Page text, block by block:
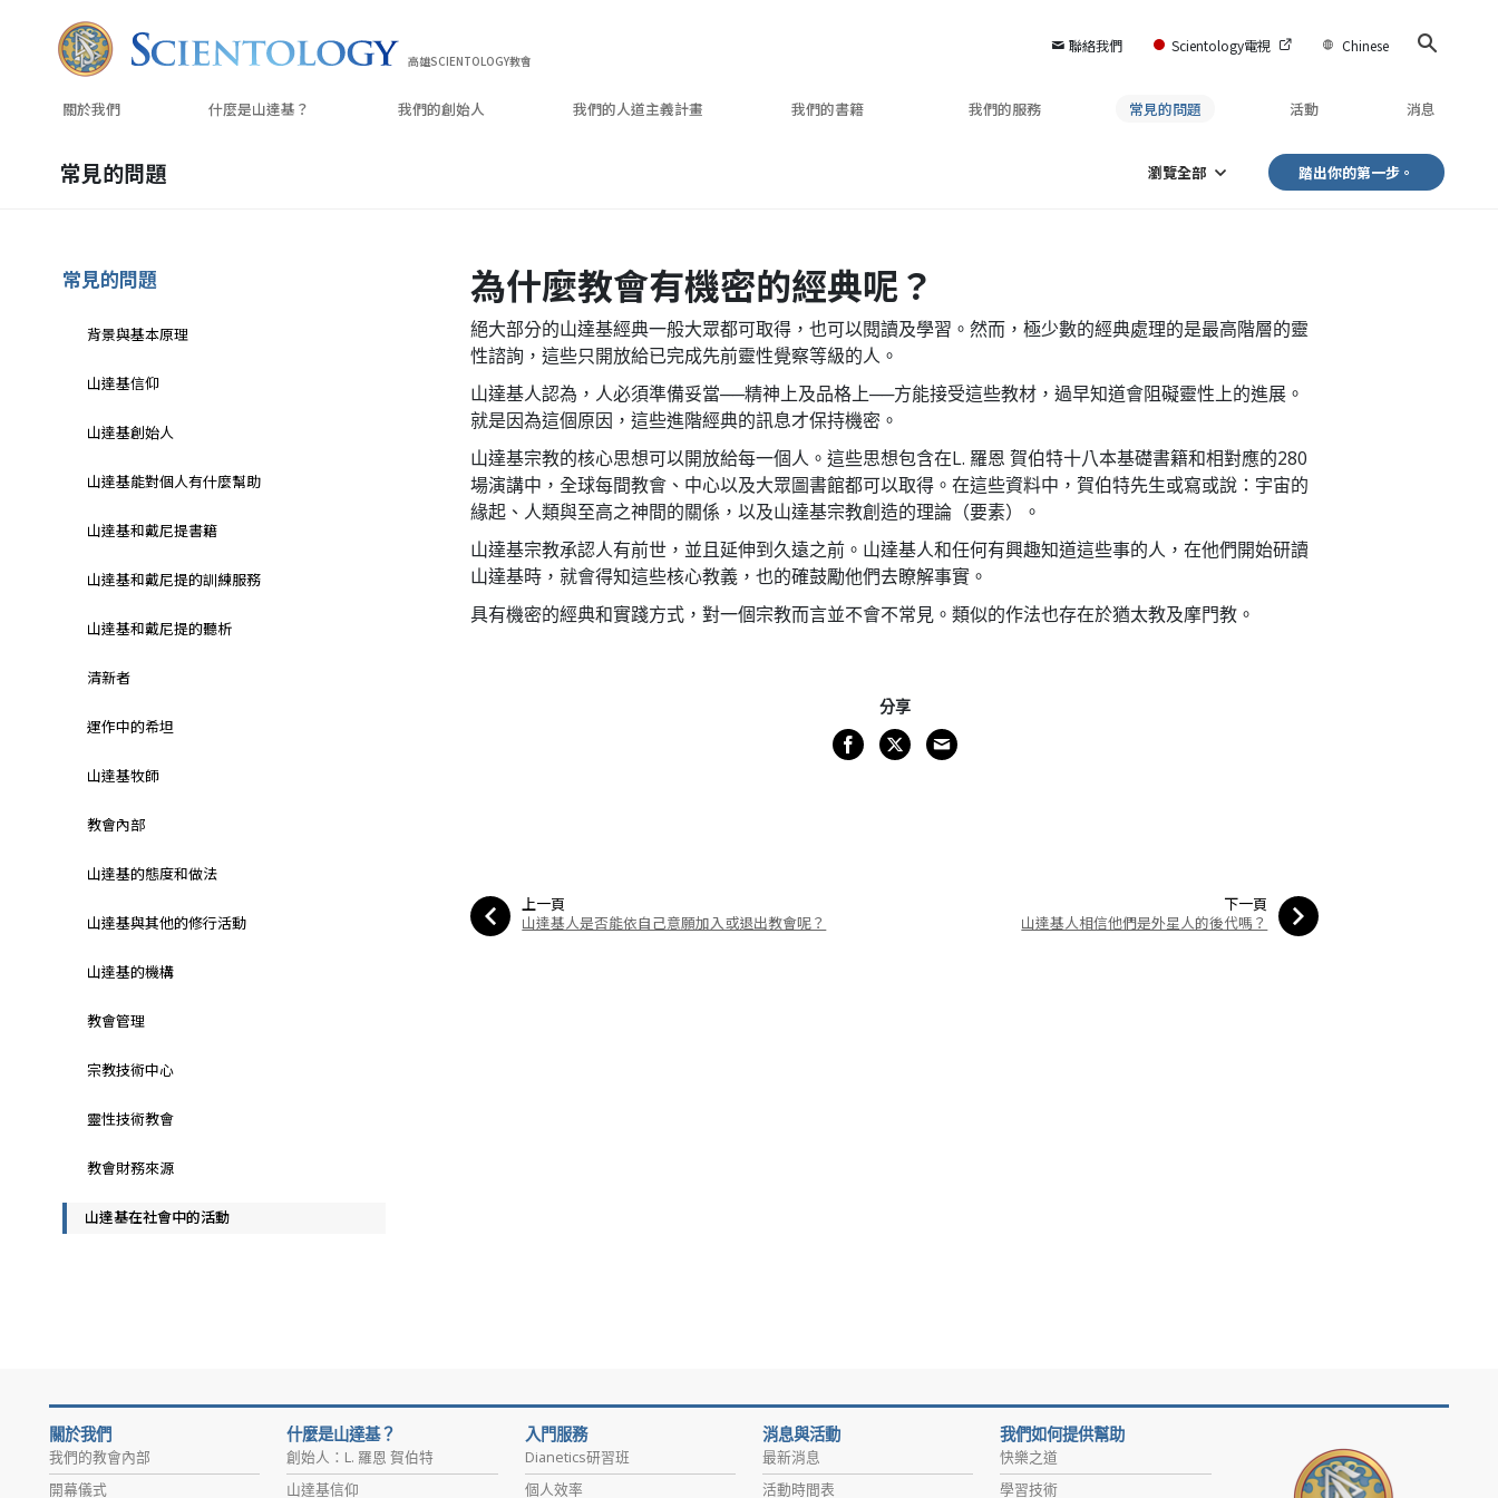
聯絡我們 Scientology電視 Chinese
高雄SCIENTOLOGY教會
關於我們 什麼是山達基？ 我們的創始人 我們的人道主義計畫 我們的書籍 我們的服務 常見的問題 活動 消息
常見的問題 瀏覽全部 踏出你的第一步。
為什麼教會有機密的經典呢？
絕大部分的山達基經典一般大眾都可取得，也可以閱讀及學習。然而，極少數的經典處理的是最高階層的靈
性諮詢，這些只開放給已完成先前靈性覺察等級的人。
山達基人認為，人必須準備妥當──精神上及品格上──方能接受這些教材，過早知道會阻礙靈性上的進展。
就是因為這個原因，這些進階經典的訊息才保持機密。
山達基宗教的核心思想可以開放給每一個人。這些思想包含在L. 羅恩 賀伯特十八本基礎書籍和相對應的280
場演講中，全球每間教會、中心以及大眾圖書館都可以取得。在這些資料中，賀伯特先生或寫或說：宇宙的
緣起、人類與至高之神間的關係，以及山達基宗教創造的理論（要素）。
山達基宗教承認人有前世，並且延伸到久遠之前。山達基人和任何有興趣知道這些事的人，在他們開始研讀
山達基時，就會得知這些核心教義，也的確鼓勵他們去瞭解事實。
具有機密的經典和實踐方式，對一個宗教而言並不會不常見。類似的作法也存在於猶太教及摩門教。
分享
上一頁
山達基人是否能依自己意願加入或退出教會呢？
下一頁
山達基人相信他們是外星人的後代嗎？
常見的問題
背景與基本原理
山達基信仰
山達基創始人
山達基能對個人有什麼幫助
山達基和戴尼提書籍
山達基和戴尼提的訓練服務
山達基和戴尼提的聽析
清新者
運作中的希坦
山達基牧師
教會內部
山達基的態度和做法
山達基與其他的修行活動
山達基的機構
教會管理
宗教技術中心
靈性技術教會
教會財務來源
山達基在社會中的活動
關於我們
我們的教會內部
開幕儀式
什麼是山達基？
創始人：L. 羅恩 賀伯特
山達基信仰
入門服務
Dianetics研習班
個人效率
消息與活動
最新消息
活動時間表
我們如何提供幫助
快樂之道
學習技術